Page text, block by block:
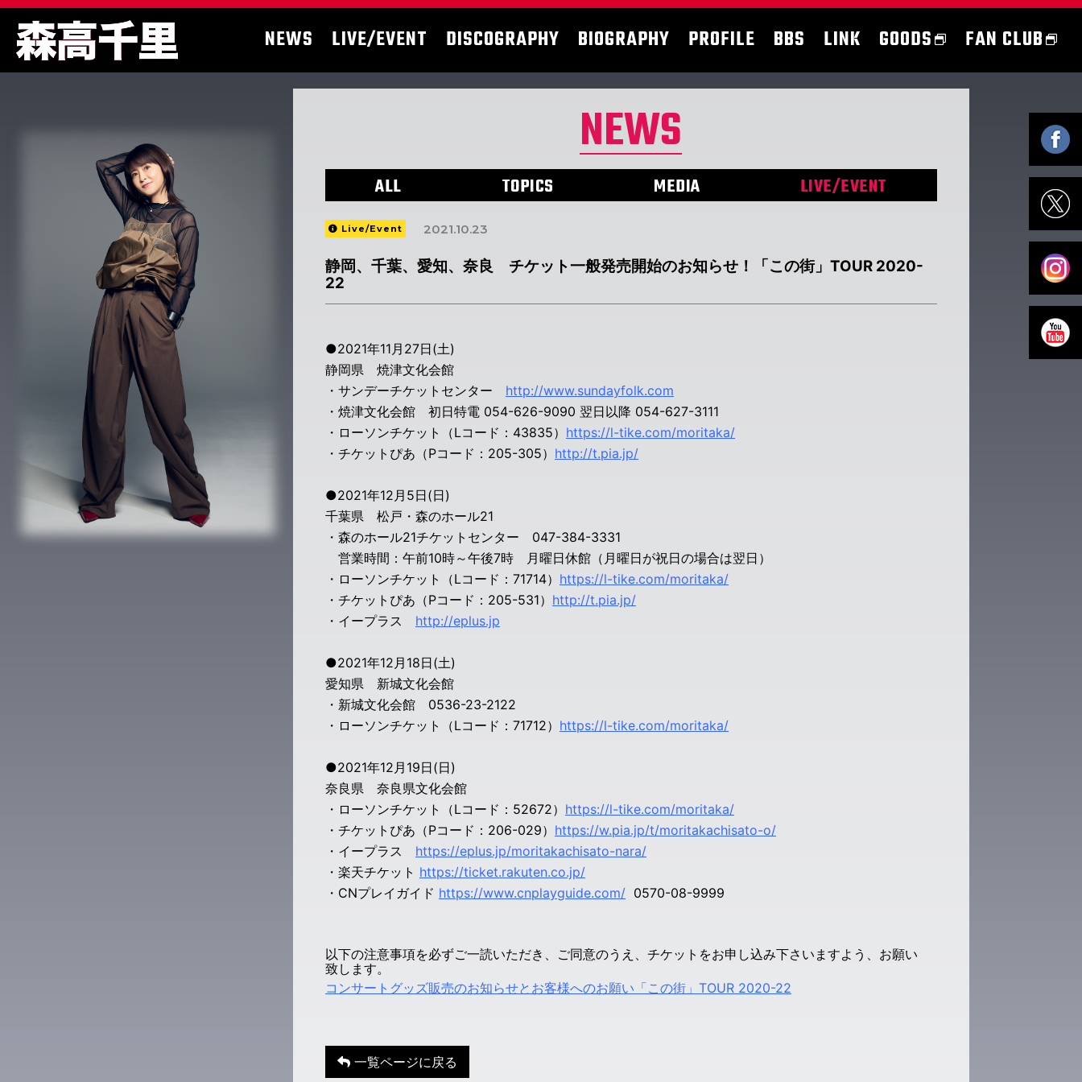
NEWS LIVE/EVENT DISCOGRAPHY BIOGRAPHY PROFILE BBS LINK GOODS FAN CLUB
NEWS
ALL TOPICS MEDIA LIVE/EVENT
Live/Event 2021.10.23
静岡、千葉、愛知、奈良 チケット一般発売開始のお知らせ！「この街」TOUR 2020-
22
●2021年11月27日(土)
静岡県 焼津文化会館
・サンデーチケットセンター http://www.sundayfolk.com
・焼津文化会館 初日特電 054-626-9090 翌日以降 054-627-3111
・ローソンチケット（Lコード：43835） https://l-tike.com/moritaka/
・チケットぴあ（Pコード：205-305） http://t.pia.jp/
●2021年12月5日(日)
千葉県 松戸・森のホール21
・森のホール21チケットセンター 047-384-3331
営業時間：午前10時～午後7時 月曜日休館（月曜日が祝日の場合は翌日）
・ローソンチケット（Lコード：71714） https://l-tike.com/moritaka/
・チケットぴあ（Pコード：205-531） http://t.pia.jp/
・イープラス http://eplus.jp
●2021年12月18日(土)
愛知県 新城文化会館
・新城文化会館 0536-23-2122
・ローソンチケット（Lコード：71712） https://l-tike.com/moritaka/
●2021年12月19日(日)
奈良県 奈良県文化会館
・ローソンチケット（Lコード：52672） https://l-tike.com/moritaka/
・チケットぴあ（Pコード：206-029） https://w.pia.jp/t/moritakachisato-o/
・イープラス https://eplus.jp/moritakachisato-nara/
・楽天チケット https://ticket.rakuten.co.jp/
・CNプレイガイド https://www.cnplayguide.com/0570-08-9999
以下の注意事項を必ずご一読いただき、ご同意のうえ、チケットをお申し込み下さいますよう、お願い
致します。
コンサートグッズ販売のお知らせとお客様へのお願い「この街」TOUR 2020-22
一覧ページに戻る